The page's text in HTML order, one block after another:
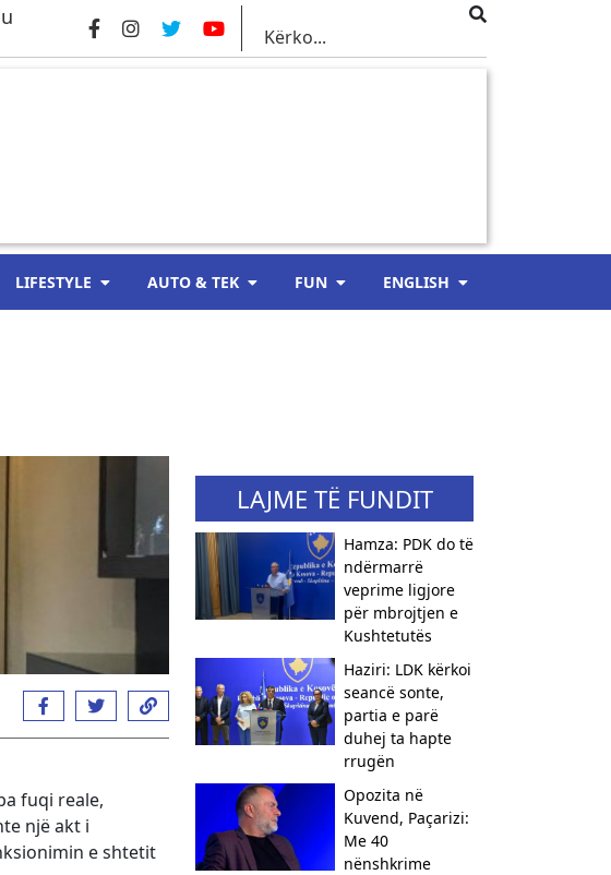
LIFESTYLE AUTO & TEK FUN ENGLISH
fuqi reale,
një akt i
e shtetit
LAJME TË FUNDIT
Hamza: PDK do të
ndërmarrë
veprime ligjore
për mbrojtjen e
Kushtetutës
Haziri: LDK kërkoi
seancë sonte,
partia e parë
duhej ta hapte
rrugën
Opozita në
Kuvend, Paçarizi:
Me 40
nënshkrime